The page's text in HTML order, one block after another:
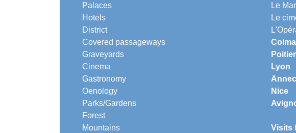
Palaces
Hotels
District
Covered passageways
Graveyards
Cinema
Gastronomy
Oenology
Parks/Gardens
Forest
Mountains
Le
Le
Lyon
Nice
Visits